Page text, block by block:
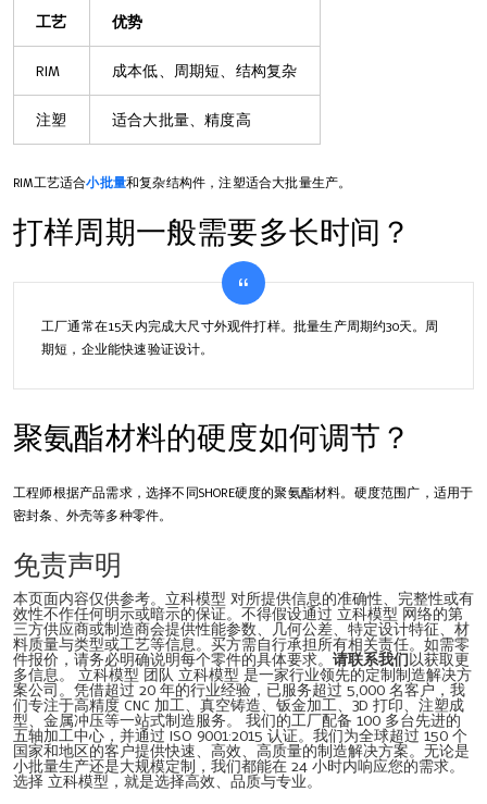
工艺 优势
RIM 成本低、周期短、结构复杂
注塑 适合大批量、精度高
RIM工艺适合小批量和复杂结构件，注塑适合大批量生产。
打样周期一般需要多长时间？
工厂通常在15天内完成大尺寸外观件打样。批量生产周期约30天。周
期短，企业能快速验证设计。
聚氨酯材料的硬度如何调节？
工程师根据产品需求，选择不同SHORE硬度的聚氨酯材料。硬度范围广，适用于
密封条、外壳等多种零件。
免责声明
本页面内容仅供参考。立科模型 对所提供信息的准确性、完整性或有
效性不作任何明示或暗示的保证。不得假设通过 立科模型 网络的第
三方供应商或制造商会提供性能参数、几何公差、特定设计特征、材
料质量与类型或工艺等信息。买方需自行承担所有相关责任。如需零
件报价，请务必明确说明每个零件的具体要求。 请联系我们以获取更
多信息。 立科模型 团队 立科模型 是一家行业领先的定制制造解决方
案公司。凭借超过 20 年的行业经验，已服务超过 5,000 名客户，我
们专注于高精度 CNC 加工、真空铸造、钣金加工、3D 打印、注塑成
型、金属冲压等一站式制造服务。 我们的工厂配备 100 多台先进的
五轴加工中心，并通过 ISO 9001:2015 认证。我们为全球超过 150 个
国家和地区的客户提供快速、高效、高质量的制造解决方案。无论是
小批量生产还是大规模定制，我们都能在 24 小时内响应您的需求。
选择 立科模型，就是选择高效、品质与专业。